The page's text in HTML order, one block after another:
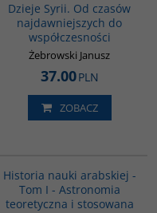
Dzieje Syrii. Od czasów
najdawniejszych do
współczesności
Żebrowski Janusz
37.00PLN
ZOBACZ
Historia nauki arabskiej -
Tom I - Astronomia
teoretyczna i stosowana